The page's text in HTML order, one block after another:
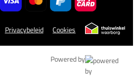
Privacybeleid Cookies
Powered by